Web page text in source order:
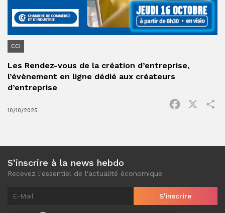
CCI
Les Rendez-vous de la création d’entreprise,
l’évènement en ligne dédié aux créateurs
d’entreprise
10/10/2025
Facebook
S’inscrire à la news hebdo
Recevez l'essentiel de l'actualité économique